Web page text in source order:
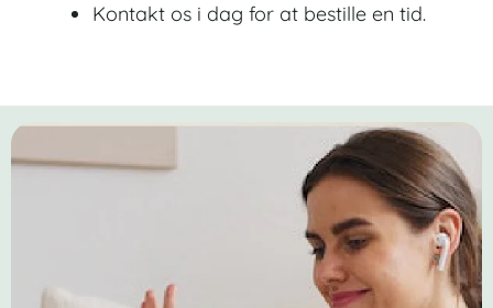
Kontakt os i dag for at bestille en tid.